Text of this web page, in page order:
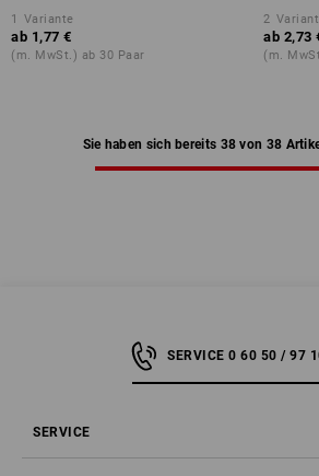
1 Variante
ab 1,77 €
(m. MwSt.) ab 30 Paar
2
ab 2,73
(m.
Sie haben sich bereits 38 von 38
SERVICE 0 60 50 / 97
SERVICE